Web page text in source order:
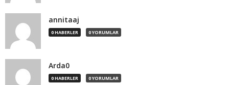
annitaaj
0 HABERLER 0 YORUMLAR
Arda0
0 HABERLER 0 YORUMLAR